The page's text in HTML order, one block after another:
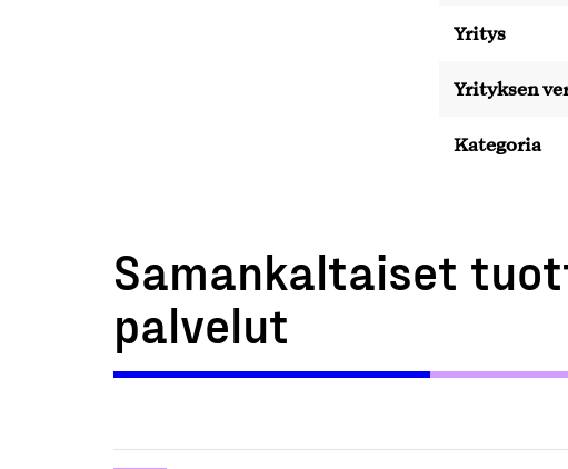
Yritys
Yrityksen
Kategoria
Samankaltaiset
palvelut